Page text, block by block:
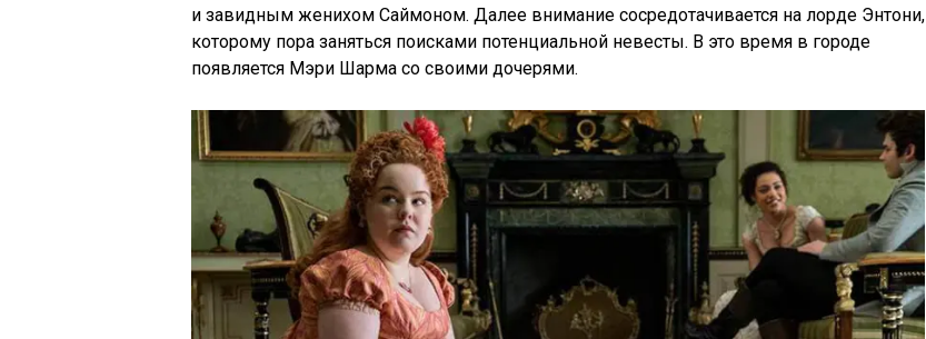
и завидным женихом Саймоном. Далее внимание сосредотачивается на лорде Энтони,
которому пора заняться поисками потенциальной невесты. В это время в городе
появляется Мэри Шарма со своими дочерями.